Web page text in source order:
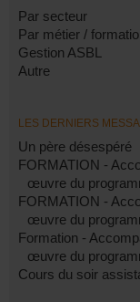
Par secteur
Par métier /
Gestion ASBL
Autre
LES DERNIERS
Un père désespéré
FORMATION -
œuvre du
FORMATION -
œuvre du
Formation -
œuvre du
Cours du soir